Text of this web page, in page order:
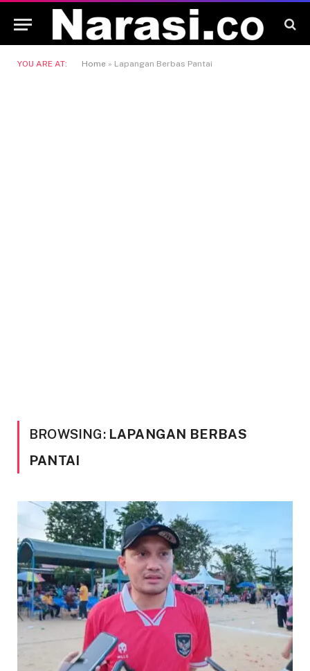
YOU ARE AT: Home » Lapangan Berbas Pantai
BROWSING: LAPANGAN BERBAS
PANTAI